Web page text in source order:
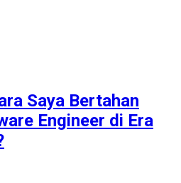
Saya Bertahan
Engineer di Era